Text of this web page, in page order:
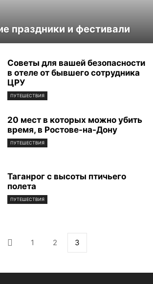
праздники и фестивали
Советы для вашей безопасности
в отеле от бывшего сотрудника
ЦРУ
ПУТЕШЕСТВИЯ
20 мест в которых можно убить
время, в Ростове-на-Дону
ПУТЕШЕСТВИЯ
Таганрог с высоты птичьего
полета
ПУТЕШЕСТВИЯ
1 2 3